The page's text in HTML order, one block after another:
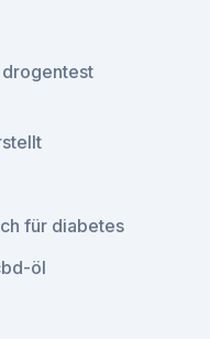
für diabetes
öl